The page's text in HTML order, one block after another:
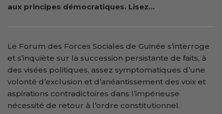
aux principes démocratiques. Lisez…
Le Forum des Forces Sociales de Guinée s’interroge
et s’inquiète sur la succession persistante de faits, à
des visées politiques, assez symptomatiques d’une
volonté d’exclusion et d’anéantissement des voix et
aspirations contradictoires dans l’impérieuse
nécessité de retour à l’ordre constitutionnel.